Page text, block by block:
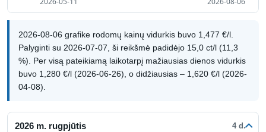
2026-08-06 grafike rodomų kainų vidurkis buvo 1,477 €/l.
Palyginti su 2026-07-07, ši reikšmė padidėjo 15,0 ct/l (11,3
%). Per visą pateikiamą laikotarpį mažiausias dienos vidurkis
buvo 1,280 €/l (2026-06-26), o didžiausias – 1,620 €/l (2026-
04-08).
2026 m. rugpjūtis 4 d.